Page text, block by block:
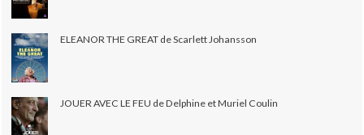
ELEANOR THE GREAT de Scarlett Johansson
JOUER AVEC LE FEU de Delphine et Muriel Coulin